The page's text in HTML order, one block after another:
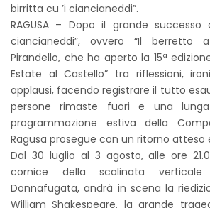
birritta cu ’i ciancianeddi”.
RAGUSA – Dopo il grande
ciancianeddi”, ovvero “Il berretto
Pirandello, che ha aperto la 15ª
Estate al Castello” tra riflessioni,
applausi, facendo registrare il tutto
persone rimaste fuori e una
programmazione estiva della
Ragusa prosegue con un ritorno atteso
Dal 30 luglio al 3 agosto, alle ore
cornice della scalinata
Donnafugata, andrà in scena la
William Shakespeare, la grande